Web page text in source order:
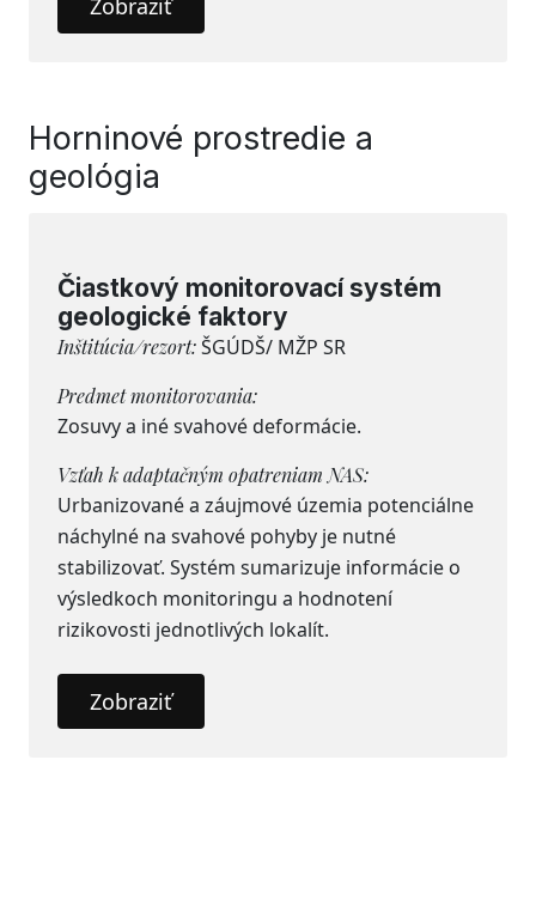
Zobraziť
Horninové prostredie a
geológia
Čiastkový monitorovací systém
geologické faktory
Inštitúcia/rezort:ŠGÚDŠ/ MŽP SR
Predmet monitorovania:
Zosuvy a iné svahové deformácie.
Vzťah k adaptačným opatreniam NAS:
Urbanizované a záujmové územia potenciálne
náchylné na svahové pohyby je nutné
stabilizovať. Systém sumarizuje informácie o
výsledkoch monitoringu a hodnotení
rizikovosti jednotlivých lokalít.
Zobraziť